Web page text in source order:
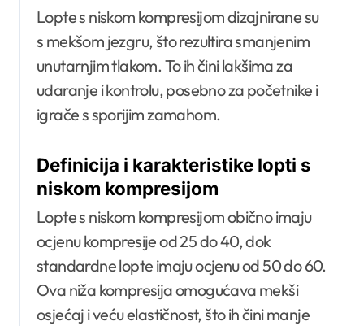
Lopte s niskom kompresijom dizajnirane su
s mekšom jezgru, što rezultira smanjenim
unutarnjim tlakom. To ih čini lakšima za
udaranje i kontrolu, posebno za početnike i
igrače s sporijim zamahom.
Definicija i karakteristike lopti s
niskom kompresijom
Lopte s niskom kompresijom obično imaju
ocjenu kompresije od 25 do 40, dok
standardne lopte imaju ocjenu od 50 do 60.
Ova niža kompresija omogućava mekši
osjećaj i veću elastičnost, što ih čini manje